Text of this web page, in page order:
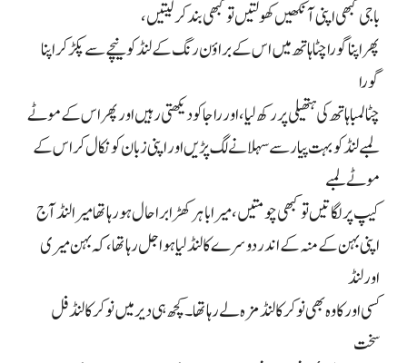
باجی کبھی اپنی آنکھیں کھولتیں تو کبھی بند کر لیتیں،
پھر اپنا گورا چٹا ہاتھ میں اس کے براؤن رنگ کے لنڈ کو نیچے سے پکڑ کر اپنا
گورا
چٹا لمبا ہاتھ کی ہتھیلی پر رکھ لیا، اور راجا کو دیکھتی رہیں اور پھر اس کے موٹے
لمبے لنڈ کو بہت پیار سے سہلانے لگ پڑیں اور اپنی زبان کو نکال کر اس کے
موٹے لمبے
کیپ پر لگاتیں تو کبھی چومتیں، میرا باہر کھڑا برا حال ہو رہا تھا میرا لنڈ آج
اپنی بہن کے منہ کے اندر دوسرے کا لنڈ لیا ہوا جل رہا تھا، کہ بہن میری
اور لنڈ
کسی اور کا وہ بھی نوکر کا لنڈ مزہ لے رہا تھا۔ کچھ ہی دیر میں نوکر کا لنڈ فل
سخت